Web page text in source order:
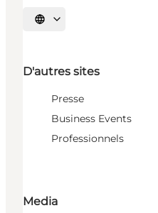
Choisissez la langue
D'autres sites
Presse
Business Events
Professionnels
Media